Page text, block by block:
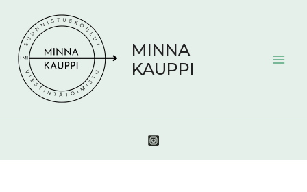
sisältöön
MINNA
KAUPPI
navigation